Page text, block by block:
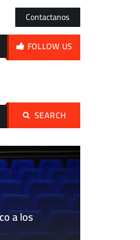
Contactanos
órdagos nipones a la volatilidad diaria
FOLLOW US
SEARCH
Buscar:
a los